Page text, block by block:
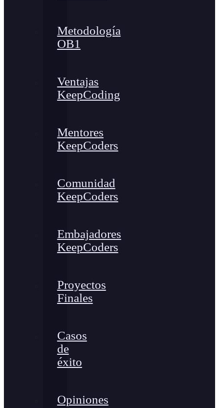
Metodología
OB1
Ventajas
KeepCoding
Mentores
KeepCoders
Comunidad
KeepCoders
Embajadores
KeepCoders
Proyectos
Finales
Casos
de
éxito
Opiniones